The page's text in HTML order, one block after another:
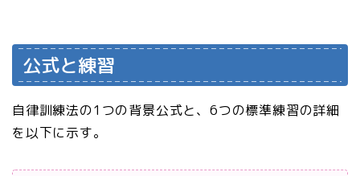
公式と練習
自律訓練法の1つの背景公式と、6つの標準練習の詳細
を以下に示す。